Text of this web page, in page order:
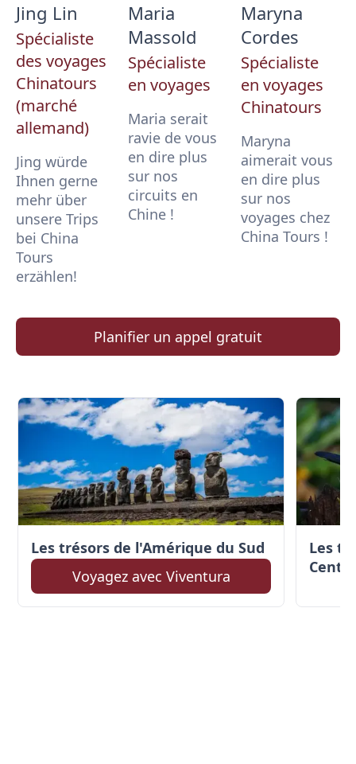
Jing Lin
Spécialiste
des voyages
Chinatours
(marché
allemand)
Jing würde
Ihnen gerne
mehr über
unsere Trips
bei China
Tours
erzählen!
Maria
Massold
Spécialiste
en voyages
Maria serait
ravie de vous
en dire plus
sur nos
circuits en
Chine !
Maryna
Cordes
Spécialiste
en voyages
Chinatours
Maryna
aimerait vous
en dire plus
sur nos
voyages chez
China Tours !
Planifier un appel gratuit
Les trésors de l'Amérique du Sud
Voyagez avec Viventura
Les